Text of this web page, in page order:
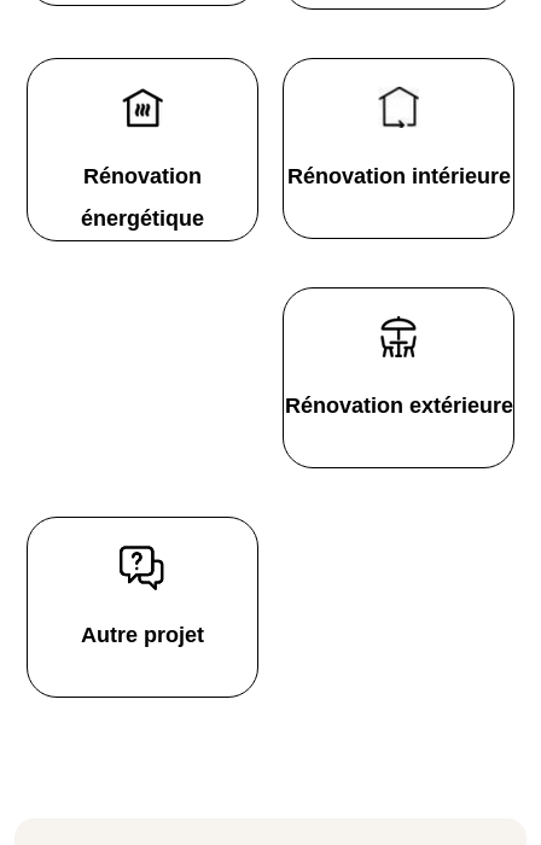
Rénovation
énergétique
Rénovation intérieure
Rénovation extérieure
Autre projet